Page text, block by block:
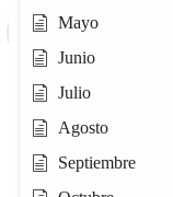
Mayo
Junio
Julio
Agosto
Septiembre